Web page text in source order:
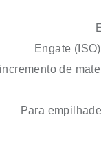
Engate
de
Para